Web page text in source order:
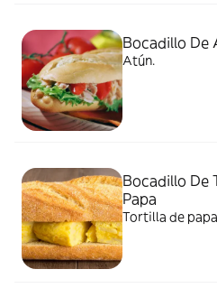
Bocadillo De
Atún.
Bocadillo De
Papa
Tortilla de papa